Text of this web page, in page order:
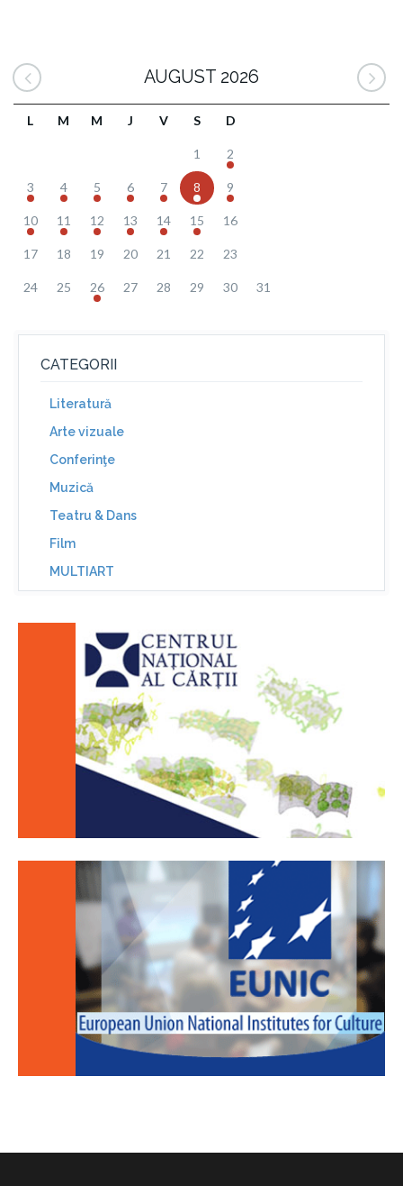
AUGUST 2026
L M M J V S D
1 2
3 4 5 6 7 8 9
10 11 12 13 14 15 16
17 18 19 20 21 22 23
24 25 26 27 28 29 30 31
CATEGORII
Literatură
Arte vizuale
Conferinţe
Muzică
Teatru & Dans
Film
MULTIART